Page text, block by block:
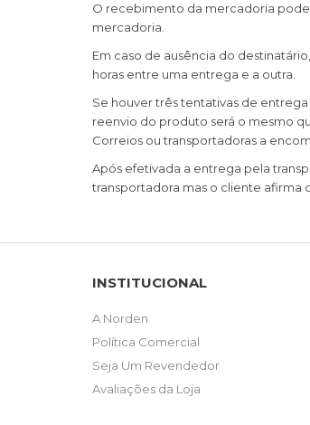
O recebimento da mercadoria
mercadoria.
Em caso de ausência do
horas entre uma entrega e a outra.
Se houver três tentativas de
reenvio do produto será o mesmo
Correios ou transportadoras a
Após efetivada a entrega pela
transportadora mas o cliente afirma
INSTITUCIONAL
A Norden
Política Comercial
Seja Um Revendedor
Avaliações da Loja